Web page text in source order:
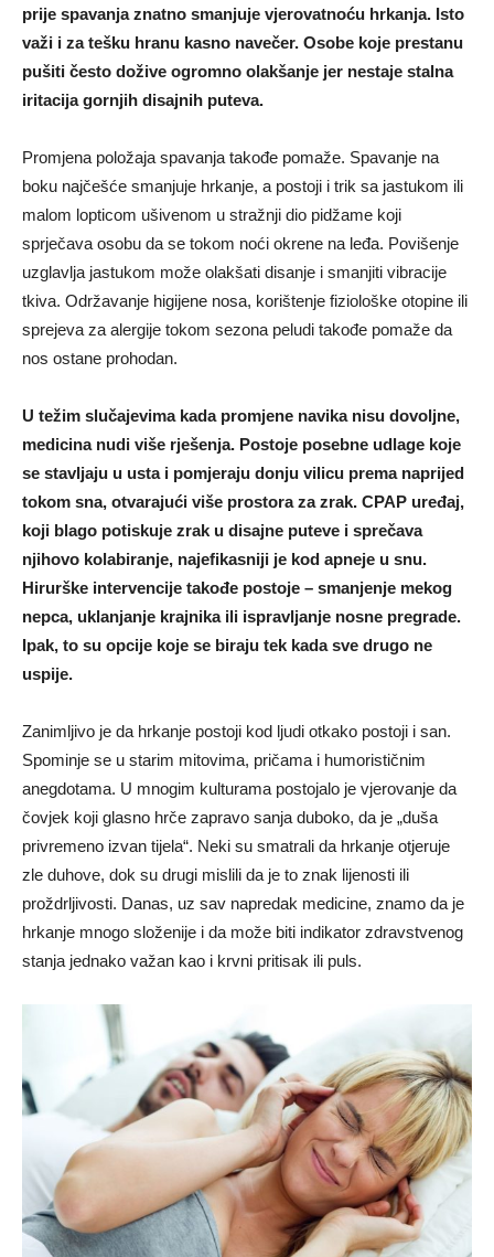
prije spavanja znatno smanjuje vjerovatnoću hrkanja. Isto
važi i za tešku hranu kasno navečer. Osobe koje prestanu
pušiti često dožive ogromno olakšanje jer nestaje stalna
iritacija gornjih disajnih puteva.
Promjena položaja spavanja takođe pomaže. Spavanje na
boku najčešće smanjuje hrkanje, a postoji i trik sa jastukom ili
malom lopticom ušivenom u stražnji dio pidžame koji
sprječava osobu da se tokom noći okrene na leđa. Povišenje
uzglavlja jastukom može olakšati disanje i smanjiti vibracije
tkiva. Održavanje higijene nosa, korištenje fiziološke otopine ili
sprejeva za alergije tokom sezona peludi takođe pomaže da
nos ostane prohodan.
U težim slučajevima kada promjene navika nisu dovoljne,
medicina nudi više rješenja. Postoje posebne udlage koje
se stavljaju u usta i pomjeraju donju vilicu prema naprijed
tokom sna, otvarajući više prostora za zrak. CPAP uređaj,
koji blago potiskuje zrak u disajne puteve i sprečava
njihovo kolabiranje, najefikasniji je kod apneje u snu.
Hirurške intervencije takođe postoje – smanjenje mekog
nepca, uklanjanje krajnika ili ispravljanje nosne pregrade.
Ipak, to su opcije koje se biraju tek kada sve drugo ne
uspije.
Zanimljivo je da hrkanje postoji kod ljudi otkako postoji i san.
Spominje se u starim mitovima, pričama i humorističnim
anegdotama. U mnogim kulturama postojalo je vjerovanje da
čovjek koji glasno hrče zapravo sanja duboko, da je „duša
privremeno izvan tijela“. Neki su smatrali da hrkanje otjeruje
zle duhove, dok su drugi mislili da je to znak lijenosti ili
proždrljivosti. Danas, uz sav napredak medicine, znamo da je
hrkanje mnogo složenije i da može biti indikator zdravstvenog
stanja jednako važan kao i krvni pritisak ili puls.